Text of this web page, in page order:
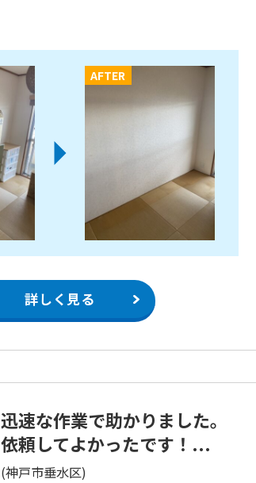
AFTER
詳しく見る
迅速な作業で助かりました。
依頼してよかったです！...
(神戸市垂水区)